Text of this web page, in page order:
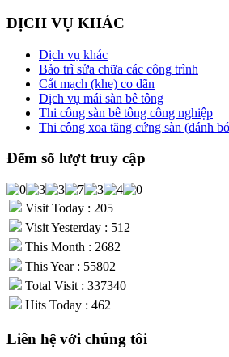
DỊCH VỤ KHÁC
Dịch vụ khác
Bảo trì sửa chữa các công trình
Cắt mạch (khe) co dãn
Dịch vụ mái sàn bê tông
Thi công sàn bê tông công nghiệp
Thi công xoa tăng cứng sàn (đánh
Đếm số lượt truy cập
Visit Today : 205
Visit Yesterday : 512
This Month : 2682
This Year : 55802
Total Visit : 337340
Hits Today : 462
Liên hệ với chúng tôi